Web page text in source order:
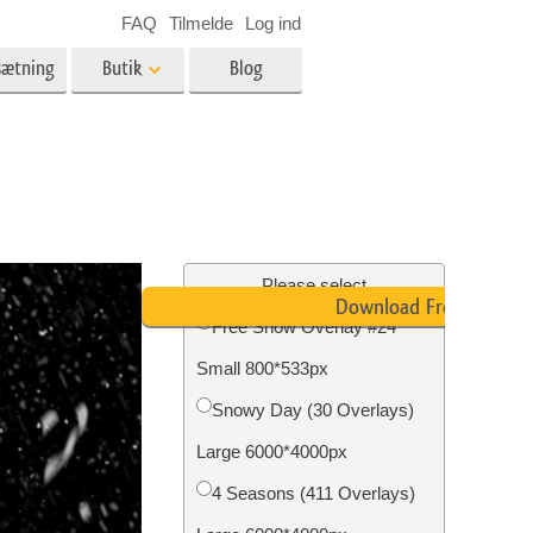
Foto restaurering
Butik
videooverlejringer
Blog
FAQ Tilmelde Log ind
Please select
Free Snow Overlay #24
Small 800*533px
Snowy Day (30 Overlays)
Large 6000*4000px
4 Seasons (411 Overlays)
Download Free